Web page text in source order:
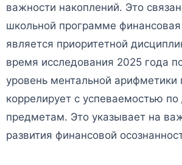
важности накоплений. Это
школьной программе финансовая
является приоритетной
время исследования 2025 года
уровень ментальной арифметики
коррелирует с успеваемостью по
предметам. Это указывает на
развития финансовой